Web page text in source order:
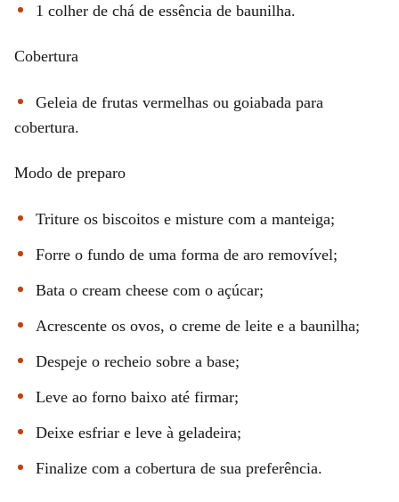
1 colher de chá de essência de baunilha.
Cobertura
Geleia de frutas vermelhas ou goiabada para
cobertura.
Modo de preparo
Triture os biscoitos e misture com a manteiga;
Forre o fundo de uma forma de aro removível;
Bata o cream cheese com o açúcar;
Acrescente os ovos, o creme de leite e a baunilha;
Despeje o recheio sobre a base;
Leve ao forno baixo até firmar;
Deixe esfriar e leve à geladeira;
Finalize com a cobertura de sua preferência.